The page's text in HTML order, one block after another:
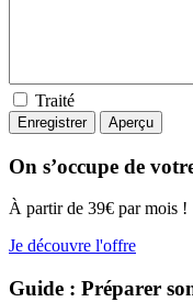
Traité
On s’occupe de
À partir de 39€ par mois !
Je découvre l'offre
Guide : Préparer